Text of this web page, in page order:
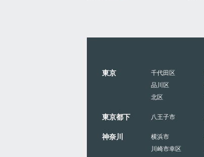
東京 千代田区
品川区
北区
東京都下 八王子市
神奈川 横浜市
川崎市幸区